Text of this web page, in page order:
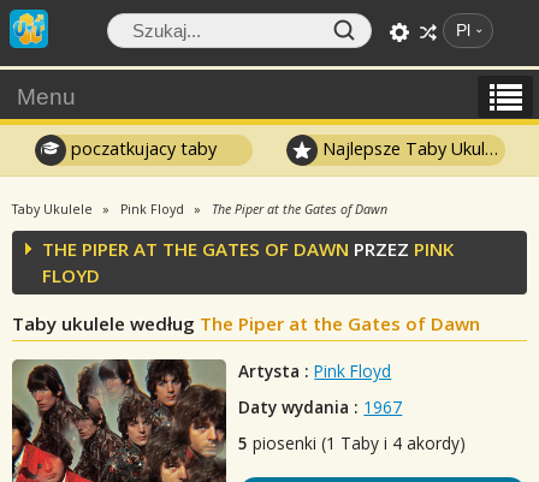
Pl
Menu
poczatkujacy taby Najlepsze Taby Ukulele
Taby Ukulele Pink Floyd The Piper at the Gates of Dawn
THE PIPER AT THE GATES OF DAWN PRZEZ PINK
FLOYD
Taby ukulele według The Piper at the Gates of Dawn
Artysta : Pink Floyd
Daty wydania : 1967
5 piosenki (1 Taby i 4 akordy)